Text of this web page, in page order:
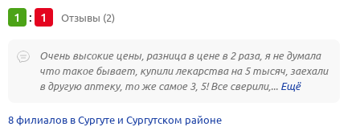
1 : 1 Отзывы (2)
Очень высокие цены, разница в цене в 2 раза, я не думала
что такое бывает, купили лекарства на 5 тысяч, заехали
в другую аптеку, то же самое 3, 5! Все сверили,...
8 филиалов в Сургуте и Сургутском районе